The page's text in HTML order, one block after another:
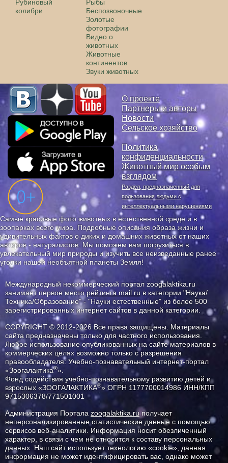
Рубиновый
колибри
Рыбы
Беспозвоночные
Золотые
фотографии
Видео о
животных
Животные
континентов
Звуки животных
О проекте
Партнеры и авторы
Новости
Сельское хозяйство
Политика
конфиденциальности
Животный мир особым
взглядом
Раздел, предназначенный для
пользования людьми с
интеллектуальными нарушениями
Самые красивые фото животных в естественной среде и в
зоопарках всего мира. Подробные описания образа жизни и
удивительных фактов о диких и домашних животных от наших
авторов - натуралистов. Мы поможем вам погрузиться в
увлекательный мир природы и изучить все неизведанные ранее
уголки нашей необъятной планеты Земля!
Международный некоммерческий портал zoogalaktika.ru
занимает первое месторейтинга mail.ru в категории "Наука/
Техника/Образование" - "Науки естественные" из более 500
зарегистрированных интернет сайтов в данной категории.
COPYRIGHT © 2012-2026 Все права защищены. Материалы
сайта предназначены только для частного использования.
Любое использование опубликованных на сайте материалов в
коммерческих целях возможно только с разрешения
правообладателя: Учебно-познавательный интернет-портал
«Зоогалактика®».
Фонд содействия учебно-познавательному развитию детей и
взрослых «ЗООГАЛАКТИКА®» ОГРН 1177700014986 ИНН/КПП
9715306378/771501001
Администрация Портала zoogalaktika.ruполучает
неперсонализированные статистические данные с помощью
сервисов веб-аналитики. Информация носит обезличенный
характер, в связи с чем не относится к составу персональных
данных. Наш сайт использует технологию «cookie», данная
информация не может идентифицировать вас, однако может